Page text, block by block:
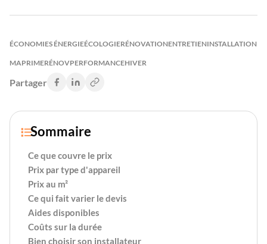
ÉCONOMIES ÉNERGIEÉCOLOGIERÉNOVATIONENTRETIENINSTALLATION
MAPRIMERÉNOVPERFORMANCEHIVER
Partager
Sommaire
Ce que couvre le prix
Prix par type d'appareil
Prix au m²
Ce qui fait varier le devis
Aides disponibles
Coûts sur la durée
Bien choisir son installateur